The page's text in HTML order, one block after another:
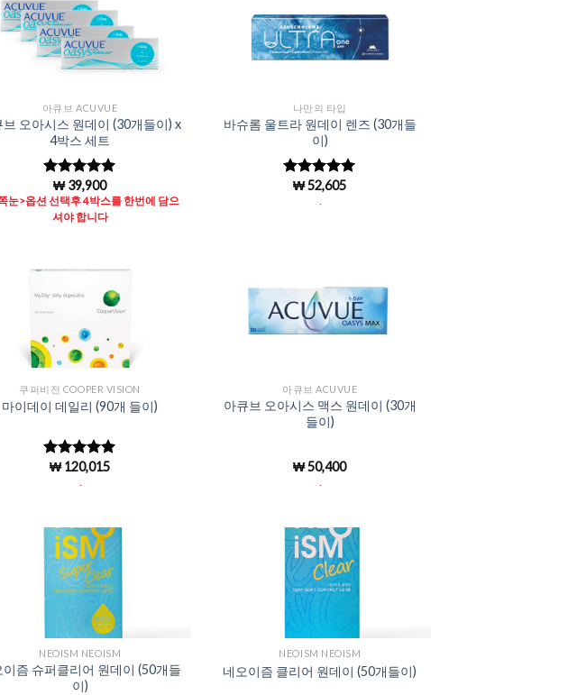
Wishlist
아큐브 ACUVUE
브 오아시스 원데이 (30개들이) x
4박스 세트
5 중에서
4.96로 평
가됨
₩39,900
눈>옵션 선택후 4박스를 한번에 담으
셔야 합니다
Add to
나만의 타입
바슈롬 울트라 원데이 렌즈 (30개들
이)
5 중에서
로 평가됨
₩52,605
쿠퍼비전 COOPER VISION
마이데이 데일리 (90개 들이)
5 중에서5
로 평가됨
₩120,015
Add to
Wishlist
아큐브 ACUVUE
아큐브 오아시스 맥스 원데이 (30개
들이)
₩50,400
NEOISM NEOISM
이즘 슈퍼클리어 원데이 (50개들
이)
NEOISM NEOISM
네오이즘 클리어 원데이 (50개들이)